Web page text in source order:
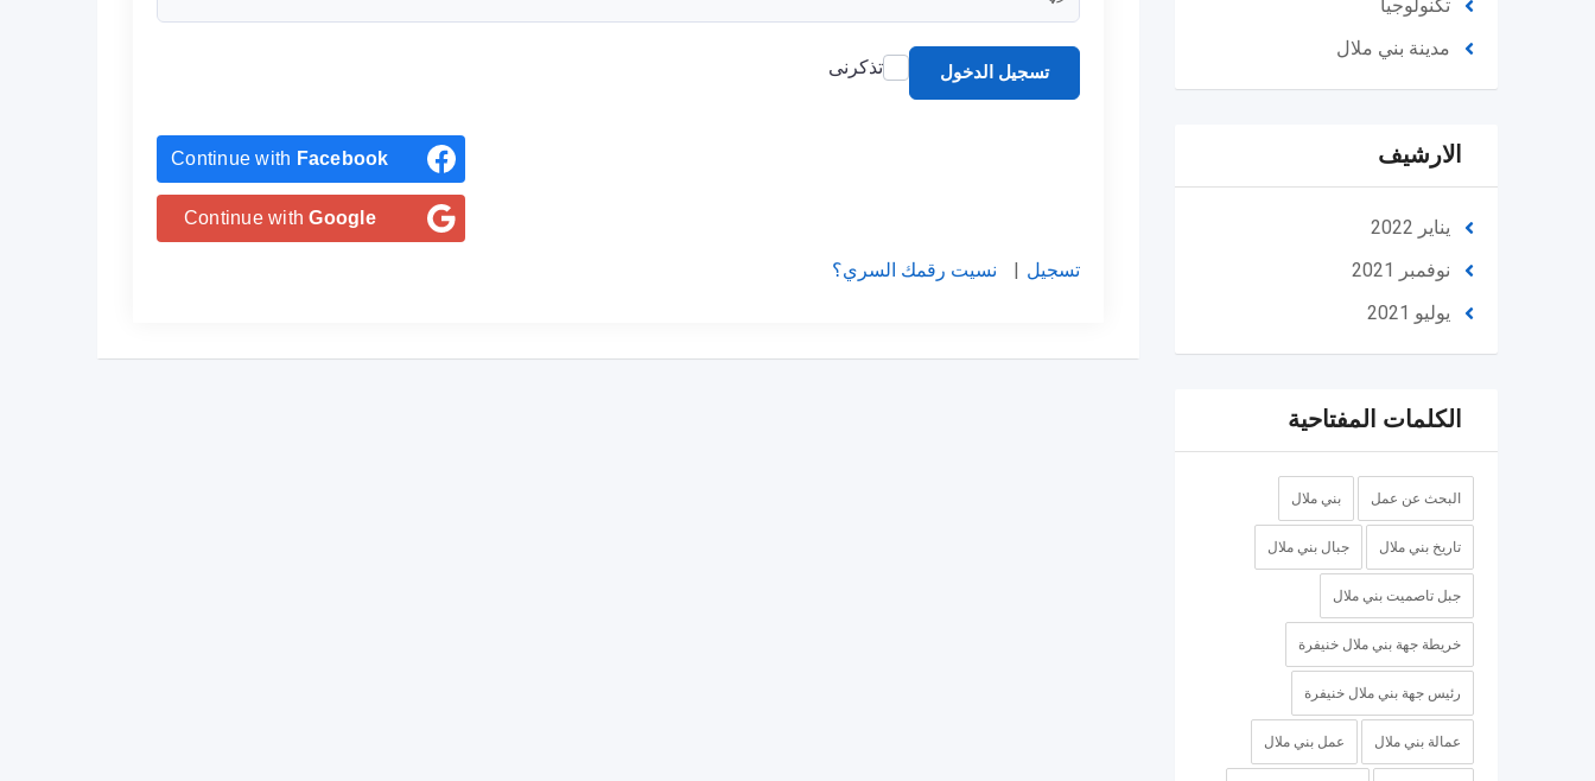
تكنولوجيا
مدينة بني ملال
الارشيف
يناير 2022
نوفمبر 2021
يوليو 2021
الكلمات المفتاحية
البحث عن عمل بني ملال
تاريخ بني ملال جبال بني ملال
جبل تاصميت بني ملال
خريطة جهة بني ملال خنيفرة
رئيس جهة بني ملال خنيفرة
عمالة بني ملال عمل بني ملال
تسجيل الدخول تذكرنى
Continue with Facebook
Continue withGoogle
تسجيل | نسيت رقمك السري؟